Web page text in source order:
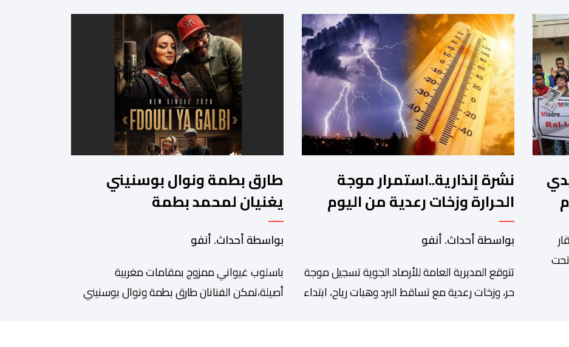
نشرة إنذارية..استمرار موجة
الحرارة وزخات رعدية من اليوم
الجمعة إلى الأحد
بواسطة أحداث. أنفو
تتوقع المديرية العامة للأرصاد الجوية تسجيل موجة
حر، وزخات رعدية مع تساقط البرد وهبات رياح، ابتداء
طارق بطمة ونوال بوسنيني
يغنيان لمحمد بطمة
بواسطة أحداث. أنفو
باسلوب غيواني ممزوج بمقامات مغربية
أصيلة،تمكن الفنانان طارق بطمة ونوال بوسنيني